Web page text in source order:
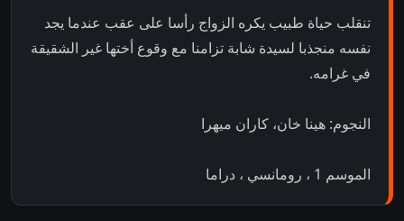
تنقلب حياة طبيب يكره الزواج رأسا على عقب عندما يجد
نفسه منجذبا لسيدة شابة تزامنا مع وقوع أختها غير الشقيقة
في غرامه.
النجوم: هينا خان، كاران ميهرا
الموسم 1 ، رومانسي ، دراما